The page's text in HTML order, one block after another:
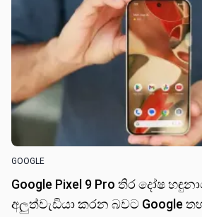
GOOGLE
Google Pixel 9 Pro තිර දෝෂ
අලුත්වැඩියා කරන බවට Google